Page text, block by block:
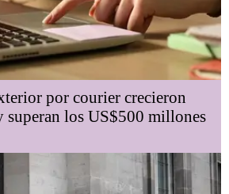
por courier crecieron
superan los US$500 millones